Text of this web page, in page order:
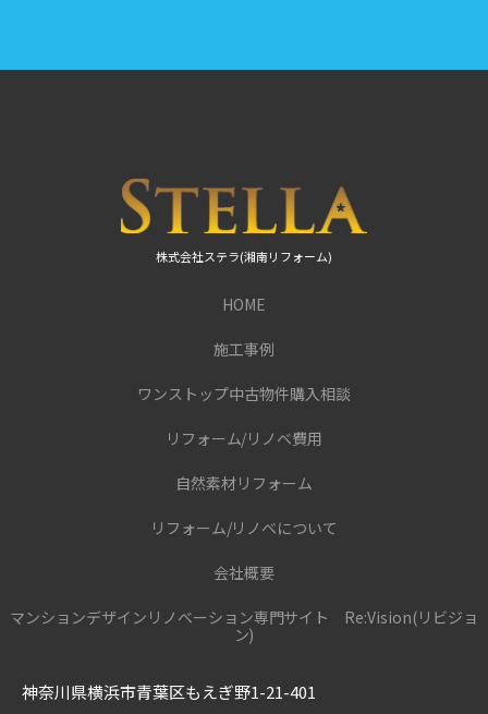
株式会社ステラ(湘南リフォーム)
HOME
施工事例
ワンストップ中古物件購入相談
リフォーム/リノベ費用
自然素材リフォーム
リフォーム/リノベについて
会社概要
マンションデザインリノベーション専門サイト Re:Vision(リビジョ
ン)
神奈川県横浜市青葉区もえぎ野1-21-401